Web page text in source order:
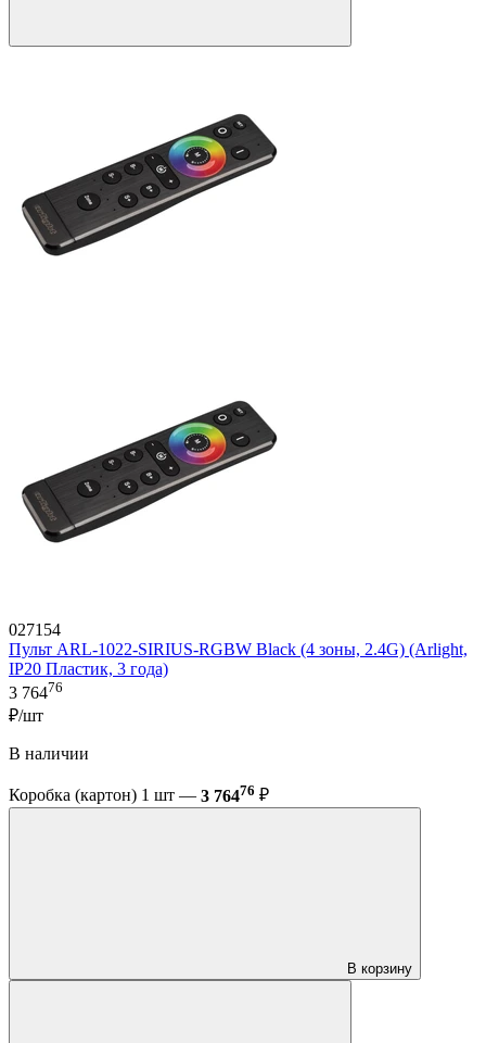
027154
Пульт ARL-1022-SIRIUS-RGBW Black (4 зоны, 2.4G) (Arlight,
IP20 Пластик, 3 года)
3 76476
₽/шт
В наличии
Коробка (картон) 1 шт — 3 76476 ₽
В корзину